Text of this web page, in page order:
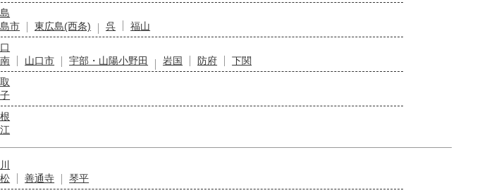
市
東広島(西条) 呉
福山
山口市 宇部・山陽小野田 岩国 防府
下関
善通寺
琴平